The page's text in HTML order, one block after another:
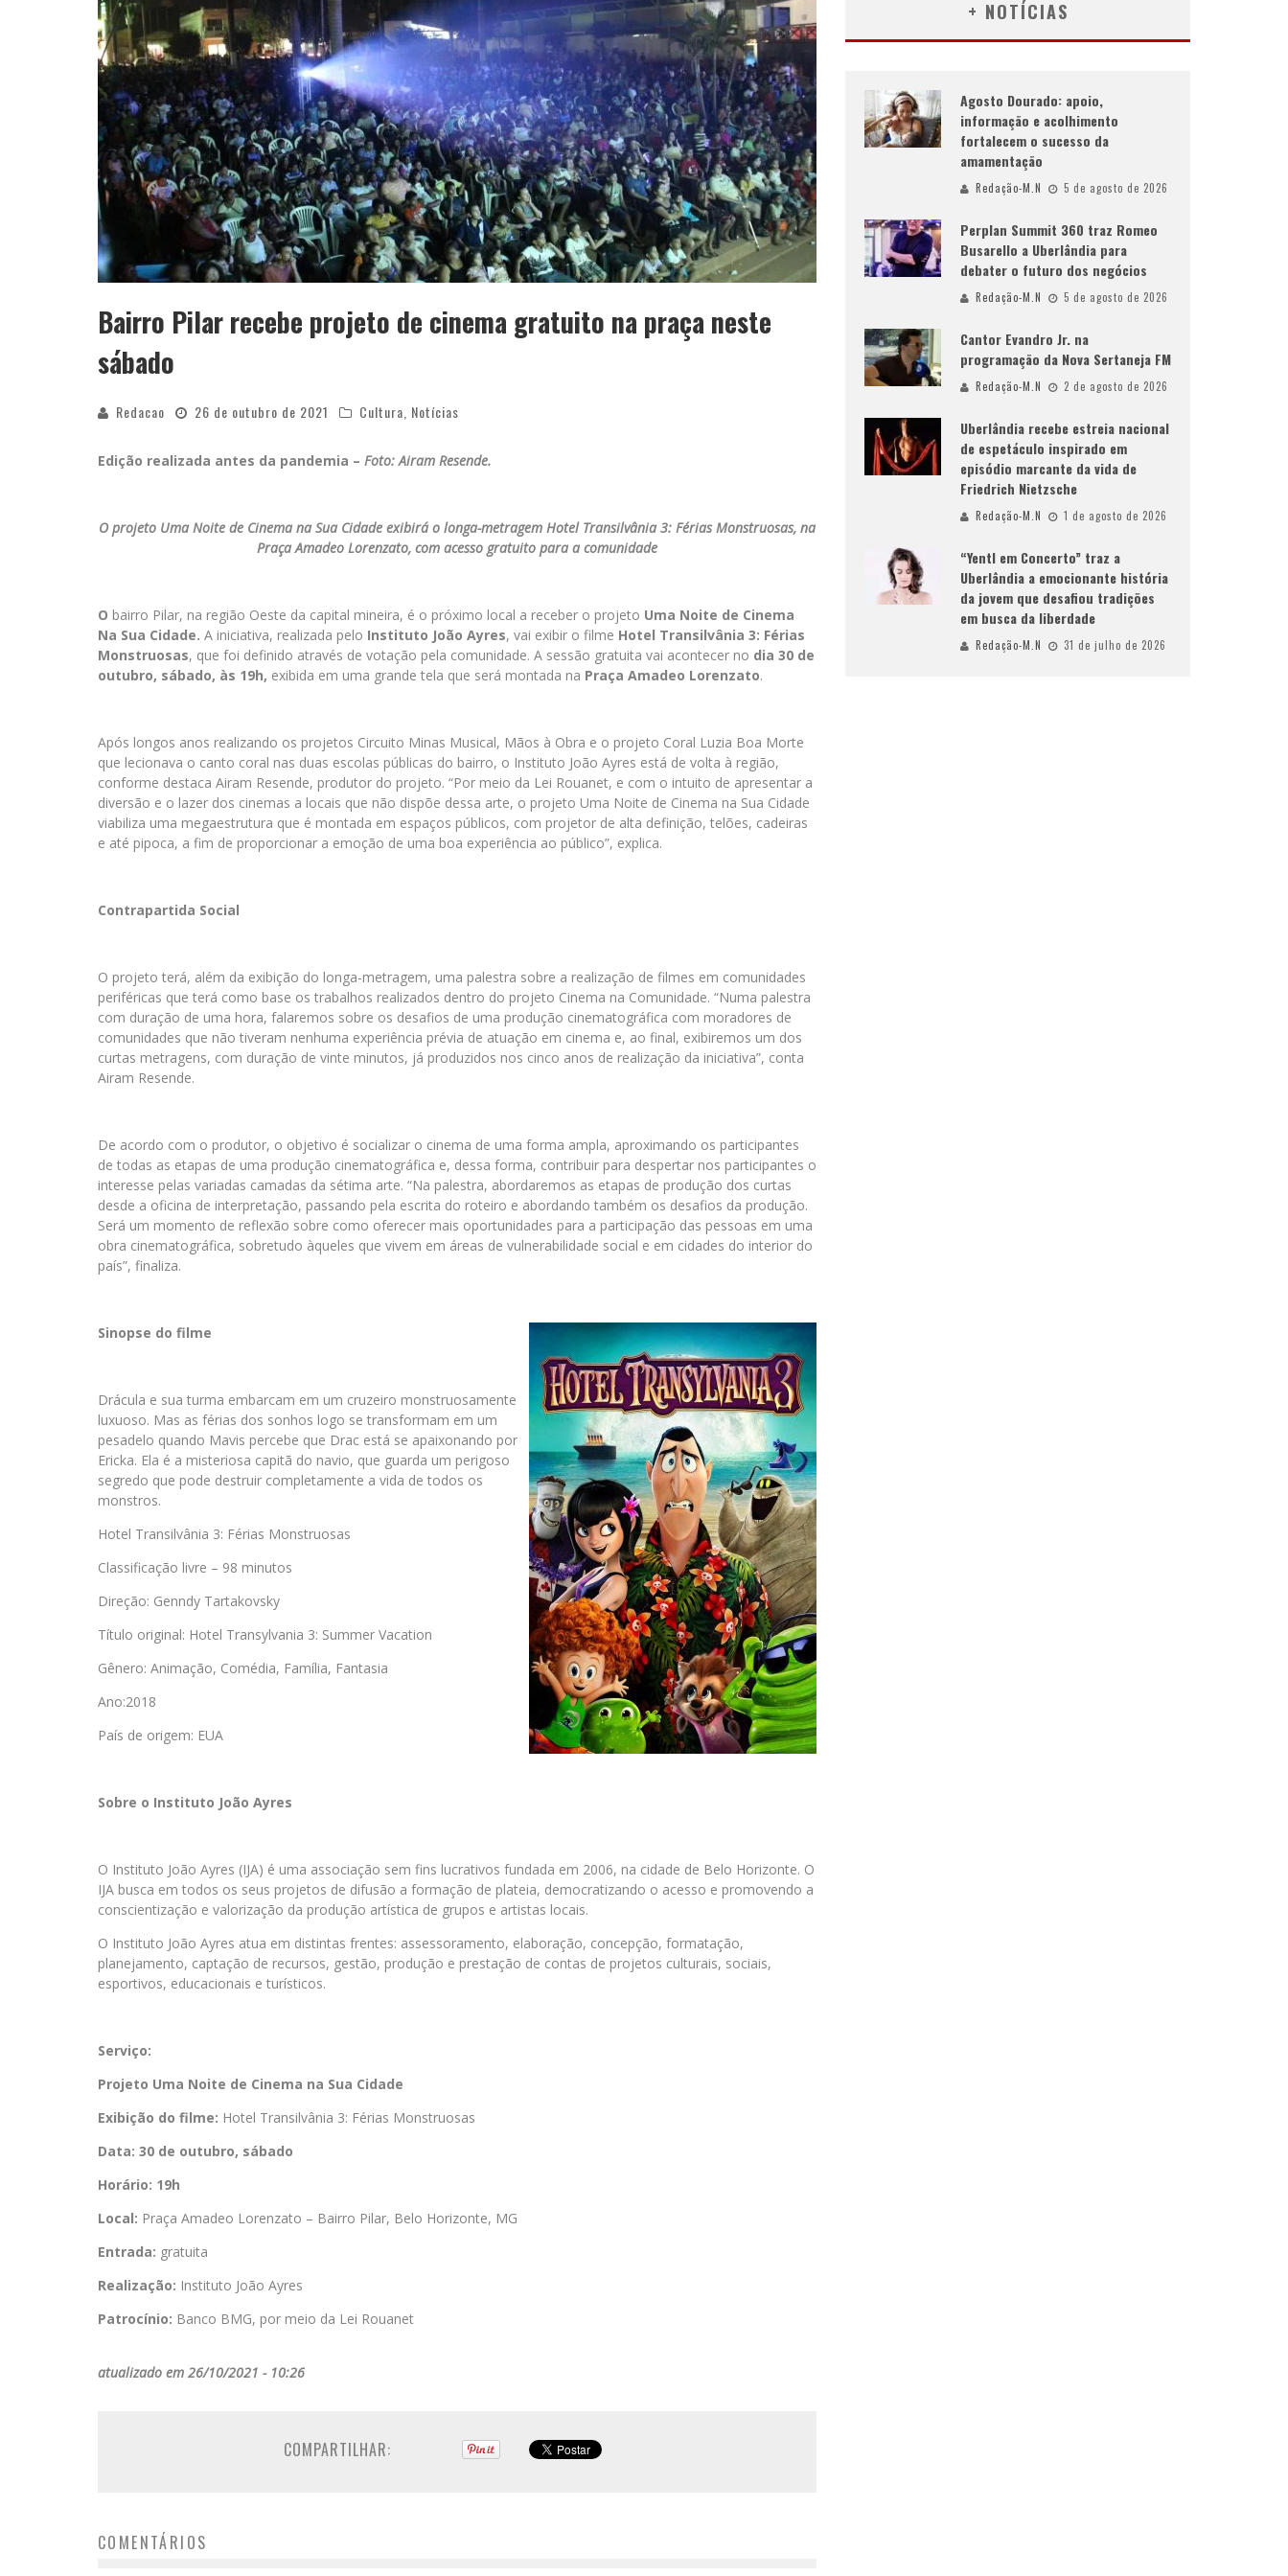
Bairro Pilar recebe projeto de cinema gratuito na praça neste
sábado
Redacao 26 de outubro de 2021 Cultura Notícias
Edição realizada antes da pandemia – Foto: Airam Resende.
O projeto Uma Noite de Cinema na Sua Cidade exibirá o longa-metragem Hotel Transilvânia 3: Férias Monstruosas, na
Praça Amadeo Lorenzato, com acesso gratuito para a comunidade
O bairro Pilar, na região Oeste da capital mineira, é o próximo local a receber o projeto Uma Noite de Cinema
Na Sua Cidade. A iniciativa, realizada pelo Instituto João Ayres, vai exibir o filme Hotel Transilvânia 3: Férias
Monstruosas, que foi definido através de votação pela comunidade. A sessão gratuita vai acontecer no dia 30 de
outubro, sábado, às 19h, exibida em uma grande tela que será montada na Praça Amadeo Lorenzato.
Após longos anos realizando os projetos Circuito Minas Musical, Mãos à Obra e o projeto Coral Luzia Boa Morte
que lecionava o canto coral nas duas escolas públicas do bairro, o Instituto João Ayres está de volta à região,
conforme destaca Airam Resende, produtor do projeto. “Por meio da Lei Rouanet, e com o intuito de apresentar a
diversão e o lazer dos cinemas a locais que não dispõe dessa arte, o projeto Uma Noite de Cinema na Sua Cidade
viabiliza uma megaestrutura que é montada em espaços públicos, com projetor de alta definição, telões, cadeiras
e até pipoca, a fim de proporcionar a emoção de uma boa experiência ao público”, explica.
Contrapartida Social
O projeto terá, além da exibição do longa-metragem, uma palestra sobre a realização de filmes em comunidades
periféricas que terá como base os trabalhos realizados dentro do projeto Cinema na Comunidade. “Numa palestra
com duração de uma hora, falaremos sobre os desafios de uma produção cinematográfica com moradores de
comunidades que não tiveram nenhuma experiência prévia de atuação em cinema e, ao final, exibiremos um dos
curtas metragens, com duração de vinte minutos, já produzidos nos cinco anos de realização da iniciativa”, conta
Airam Resende.
De acordo com o produtor, o objetivo é socializar o cinema de uma forma ampla, aproximando os participantes
de todas as etapas de uma produção cinematográfica e, dessa forma, contribuir para despertar nos participantes o
interesse pelas variadas camadas da sétima arte. “Na palestra, abordaremos as etapas de produção dos curtas
desde a oficina de interpretação, passando pela escrita do roteiro e abordando também os desafios da produção.
Será um momento de reflexão sobre como oferecer mais oportunidades para a participação das pessoas em uma
obra cinematográfica, sobretudo àqueles que vivem em áreas de vulnerabilidade social e em cidades do interior do
país”, finaliza.
Sinopse do filme
Drácula e sua turma embarcam em um cruzeiro monstruosamente
luxuoso. Mas as férias dos sonhos logo se transformam em um
pesadelo quando Mavis percebe que Drac está se apaixonando por
Ericka. Ela é a misteriosa capitã do navio, que guarda um perigoso
segredo que pode destruir completamente a vida de todos os
monstros.
Hotel Transilvânia 3: Férias Monstruosas
Classificação livre – 98 minutos
Direção: Genndy Tartakovsky
Título original: Hotel Transylvania 3: Summer Vacation
Gênero: Animação, Comédia, Família, Fantasia
Ano:2018
País de origem: EUA
Sobre o Instituto João Ayres
O Instituto João Ayres (IJA) é uma associação sem fins lucrativos fundada em 2006, na cidade de Belo Horizonte. O
IJA busca em todos os seus projetos de difusão a formação de plateia, democratizando o acesso e promovendo a
conscientização e valorização da produção artística de grupos e artistas locais.
O Instituto João Ayres atua em distintas frentes: assessoramento, elaboração, concepção, formatação,
planejamento, captação de recursos, gestão, produção e prestação de contas de projetos culturais, sociais,
esportivos, educacionais e turísticos.
Serviço:
Projeto Uma Noite de Cinema na Sua Cidade
Exibição do filme: Hotel Transilvânia 3: Férias Monstruosas
Data: 30 de outubro, sábado
Horário: 19h
Local: Praça Amadeo Lorenzato – Bairro Pilar, Belo Horizonte, MG
Entrada: gratuita
Realização: Instituto João Ayres
Patrocínio: Banco BMG, por meio da Lei Rouanet
atualizado em 26/10/2021 - 10:26
COMPARTILHAR:
COMENTÁRIOS
+ NOTÍCIAS
Agosto Dourado: apoio,
informação e acolhimento
fortalecem o sucesso da
amamentação
Redação-M.N 5 de agosto de 2026
Perplan Summit 360 traz Romeo
Busarello a Uberlândia para
debater o futuro dos negócios
Redação-M.N 5 de agosto de 2026
Cantor Evandro Jr. na
programação da Nova Sertaneja FM
Redação-M.N 2 de agosto de 2026
Uberlândia recebe estreia nacional
de espetáculo inspirado em
episódio marcante da vida de
Friedrich Nietzsche
Redação-M.N 1 de agosto de 2026
“Yentl em Concerto” traz a
Uberlândia a emocionante história
da jovem que desafiou tradições
em busca da liberdade
Redação-M.N 31 de julho de 2026